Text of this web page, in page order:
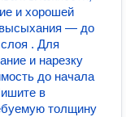
и хорошей
высыхания — до
. Для
и нарезку
до начала
в
толщину